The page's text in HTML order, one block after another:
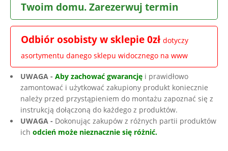
Twoim domu. Zarezerwuj termin
Odbiór osobisty w sklepie 0zł dotyczy
asortymentu danego sklepu widocznego na www
UWAGA - Aby zachować gwarancję i prawidłowo
zamontować i użytkować zakupiony produkt koniecznie
należy przed przystąpieniem do montażu zapoznać się z
instrukcją dołączoną do każdego z produktów.
UWAGA - Dokonując zakupów z różnych partii produktów
ich odcień może nieznacznie się różnić.